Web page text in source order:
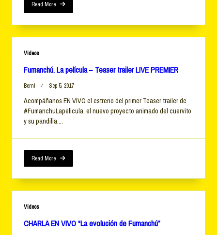
Read More
Videos
Fumanchú. La película – Teaser trailer LIVE PREMIER
Berni Sep 5, 2017
Acompáñanos EN VIVO el estreno del primer Teaser trailer de
#FumanchuLapelicula, el nuevo proyecto animado del cuervito
y su pandilla....
Read More
Videos
CHARLA EN VIVO “La evolución de Fumanchú”